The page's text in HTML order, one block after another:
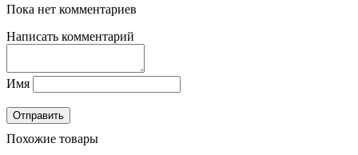
Пока нет комментариев
Написать комментарий
Имя
Похожие товары